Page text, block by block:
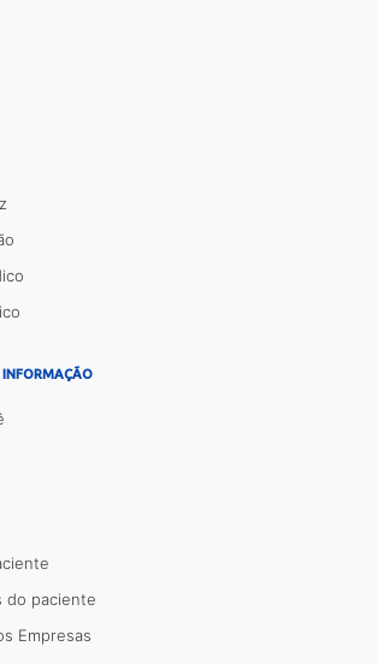
do paciente
Empresas